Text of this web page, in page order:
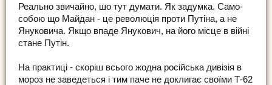
Реально звичайно, шо тут думати. Як задумка. Само-
собою що Майдан - це революція проти Путіна, а не
Януковича. Якщо впаде Янукович, на його місце в війні
стане Путін.
На практиці - скоріш всього жодна російська дивізія в
мороз не заведеться і тим паче не доклигає своїми Т-62